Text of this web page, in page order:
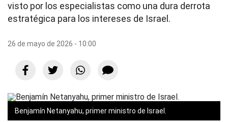
visto por los especialistas como una dura derrota
estratégica para los intereses de Israel.
26 de mayo de 2026 - 10:00
Benjamín Netanyahu, primer ministro de Israel.